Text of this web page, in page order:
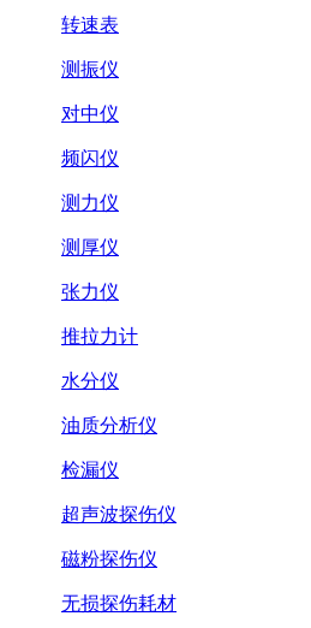
转速表
测振仪
对中仪
频闪仪
测力仪
测厚仪
张力仪
推拉力计
水分仪
油质分析仪
检漏仪
超声波探伤仪
磁粉探伤仪
无损探伤耗材